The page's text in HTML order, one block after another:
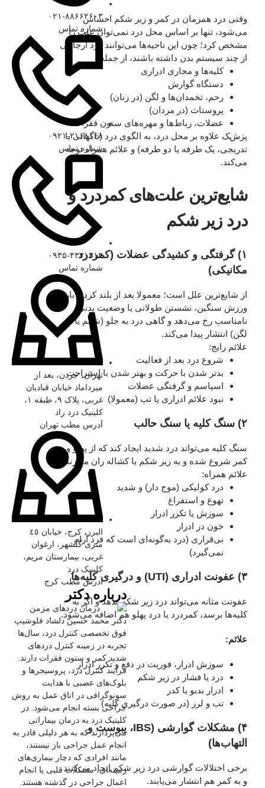
وقتی درد همزمان در کمر و زیر شکم احساس
می‌شود، تنها بر اساس محل درد نمی‌توان علت را
مشخص کرد؛ چون این ناحیه‌ها می‌توانند درد ارجاعی
از چند سیستم بدن داشته باشند، از جمله:
کلیه‌ها و مجاری ادراری
دستگاه گوارش
رحم، تخمدان‌ها و لگن (در زنان)
پروستات (در مردان)
عضلات، رباط‌ها و مهره‌های ستون فقرات
پزشک علاوه بر محل درد، به الگوی درد (ناگهانی یا
تدریجی، یک‌ طرفه یا دو طرفه) و علائم همراه توجه
می‌کند.
شایع‌ترین علت‌های کمردرد و
درد زیر شکم
۱) گرفتگی و کشیدگی عضلات (کمردرد
مکانیکی)
از شایع‌ترین علل است؛ معمولا بعد از بلند کردن بار،
ورزش سنگین، نشستن طولانی یا وضعیت بدنی
نامناسب رخ می‌دهد و گاهی درد به جلو (شکم یا
لگن) انتشار پیدا می‌کند.
علائم رایج:
شروع درد بعد از فعالیت
بدتر شدن با حرکت و بهتر شدن با استراحت
اسپاسم و گرفتگی عضلات
نبود علائم ادراری یا تب (معمولا)
۲) سنگ کلیه یا سنگ حالب
سنگ کلیه می‌تواند درد شدید ایجاد کند که از پهلو و
کمر شروع شده و به زیر شکم یا کشاله ران می‌زند.
علائم همراه:
درد کولیکی (موج‌ دار) و شدید
تهوع و استفراغ
سوزش یا تکرر ادرار
خون در ادرار
بی‌قراری (درد به‌گونه‌ای است که فرد آرام
نمی‌گیرد)
۳) عفونت ادراری (UTI) و درگیری کلیه‌ها
عفونت مثانه می‌تواند درد زیر شکم بدهد و اگر به
کلیه‌ها برسد، کمردرد یا درد پهلو هم اضافه می‌شود.
علائم:
سوزش ادرار، فوریت در دفع و تکرر ادرار
درد یا فشار در زیر شکم
ادرار بدبو یا کدر
تب و لرز (در صورت درگیری کلیه)
۴) مشکلات گوارشی (IBS، یبوست و
التهاب‌ها)
برخی اختلالات گوارشی درد زیر شکم ایجاد می‌کنند
و به کمر هم انتشار می‌یابند.
۰۲۱-۸۸۶۶۲۶۰۳
شماره تماس
۰۹۲۱-۲۱۶۸۱۶۸
شماره تماس
۰۹۳۵-۴۳۳۱۳۱۳
شماره تماس
تهران، جردن، بعد از
میرداماد خیابان قبادیان
غربی، پلاک ۹، طبقه ۱،
کلینیک درد راد
آدرس مطب تهران
البرز، کرج، خیابان ٤٥
متری گلشهر، ارغوان
غربی، بیمارستان مریم،
کلینیک درد
آدرس مطب کرج
درباره دکتر
دکتر محمد حسین دلشاد فلوشیپ
فوق تخصصی کنترل درد، سال‌ها
تجربه در زمینه کنترل دردهای
شدید کمر و ستون فقرات دارند.
فرایند کنترل درد، پروسیجرها و
بلوک‌های عصبی با هدایت
سونوگرافی در اتاق عمل به روش
جراحی بسته انجام می‌شود. در
کلینیک درد به درمان‌ بیمارانی
می‌پردازند که به هر دلیلی قادر به
انجام عمل جراحی باز نیستند،
مانند افرادی که دچار بیماری‌های
زمینه‌ای، مشکلات قلبی یا انجام
اعمال جراحی در گذشته هستند.